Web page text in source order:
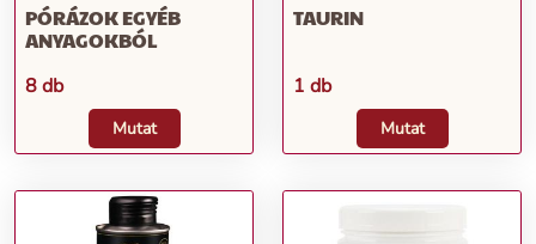
PÓRÁZOK EGYÉB
ANYAGOKBÓL
8 db
Mutat
TAURIN
1 db
Mutat